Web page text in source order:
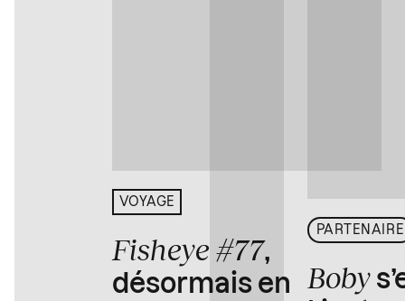
VOYAGE
Fisheye #77,
désormais en
PARTENAIRE
Boby